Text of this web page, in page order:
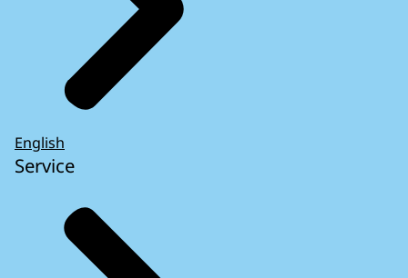
English
Service